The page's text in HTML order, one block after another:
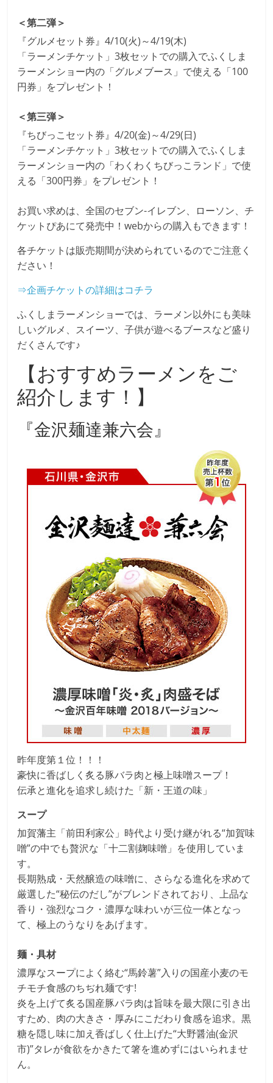
＜第二弾＞
『グルメセット券』4/10(火)～4/19(木)
「ラーメンチケット」3枚セットでの購入でふくしま
ラーメンショー内の「グルメブース」で使える「100
円券」をプレゼント！
＜第三弾＞
『ちびっこセット券』4/20(金)～4/29(日)
「ラーメンチケット」3枚セットでの購入でふくしま
ラーメンショー内の「わくわくちびっこランド」で使
える「300円券」をプレゼント！
お買い求めは、全国のセブン-イレブン、ローソン、チ
ケットぴあにて発売中！webからの購入もできます！
各チケットは販売期間が決められているのでご注意く
ださい！
⇒企画チケットの詳細はコチラ
ふくしまラーメンショーでは、ラーメン以外にも美味
しいグルメ、スイーツ、子供が遊べるブースなど盛り
だくさんです♪
【おすすめラーメンをご
紹介します！】
『金沢麺達兼六会』
昨年度第１位！！！
豪快に香ばしく炙る豚バラ肉と極上味噌スープ！
伝承と進化を追求し続けた「新・王道の味」
スープ
加賀藩主「前田利家公」時代より受け継がれる“加賀味
噌”の中でも贅沢な「十二割麹味噌」を使用していま
す。
長期熟成・天然醸造の味噌に、さらなる進化を求めて
厳選した“秘伝のだし”がブレンドされており、上品な
香り・強烈なコク・濃厚な味わいが三位一体となっ
て、極上のうなりをあげます。
麺・具材
濃厚なスープによく絡む“馬鈴薯”入りの国産小麦のモ
チモチ食感のちぢれ麺です!
炎を上げて炙る国産豚バラ肉は旨味を最大限に引き出
すため、肉の大きさ・厚みにこだわり食感を追求。黒
糖を隠し味に加え香ばしく仕上げた“大野醤油(金沢
市)”タレが食欲をかきたて箸を進めずにはいられませ
ん。